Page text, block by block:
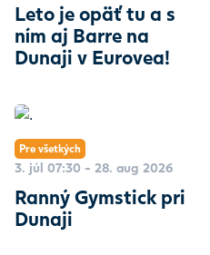
Leto je opäť tu a s
ním aj Barre na
Dunaji v Eurovea!
Pre všetkých
3. júl 07:30 - 28. aug 2026
Ranný Gymstick pri
Dunaji